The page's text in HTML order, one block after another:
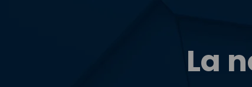
La